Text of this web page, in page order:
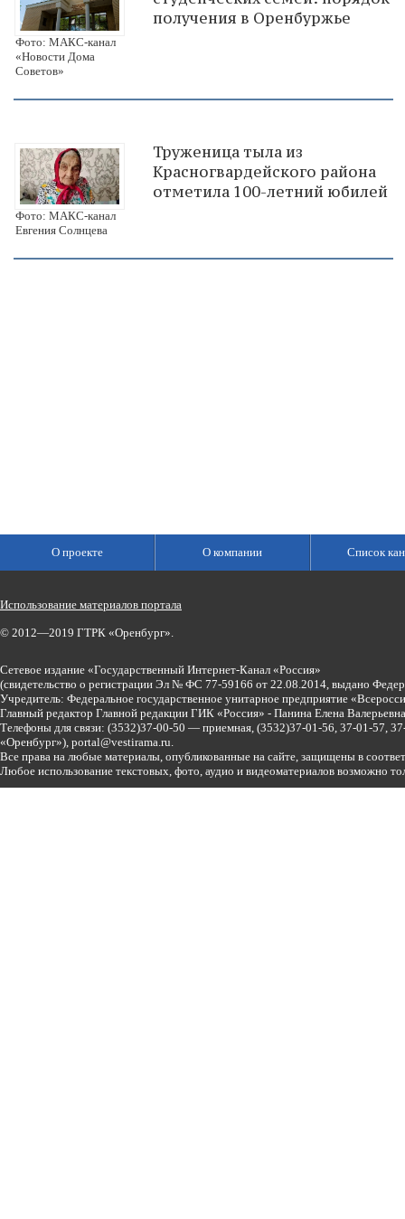
Фото: МАКС-канал
«Новости Дома
Советов»
получения в Оренбуржье
Фото: МАКС-канал
Евгения Солнцева
Труженица тыла из
Красногвардейского района
отметила 100-летний юбилей
О проекте О компании Список
Использование материалов портала
© 2012—2019 ГТРК «Оренбург».
Сетевое издание «Государственный Интернет-Канал «Россия»
(свидетельство о регистрации Эл № ФС 77-59166 от 22.08.2014, выдано
Учредитель: Федеральное государственное унитарное предприятие
Главный редактор Главной редакции ГИК «Россия» - Панина Елена
Телефоны для связи: (3532)37-00-50 — приемная, (3532)37-01-56, 37-01-57,
«Оренбург»), portal@vestirama.ru.
Все права на любые материалы, опубликованные на сайте, защищены в
Любое использование текстовых, фото, аудио и видеоматериалов возможно